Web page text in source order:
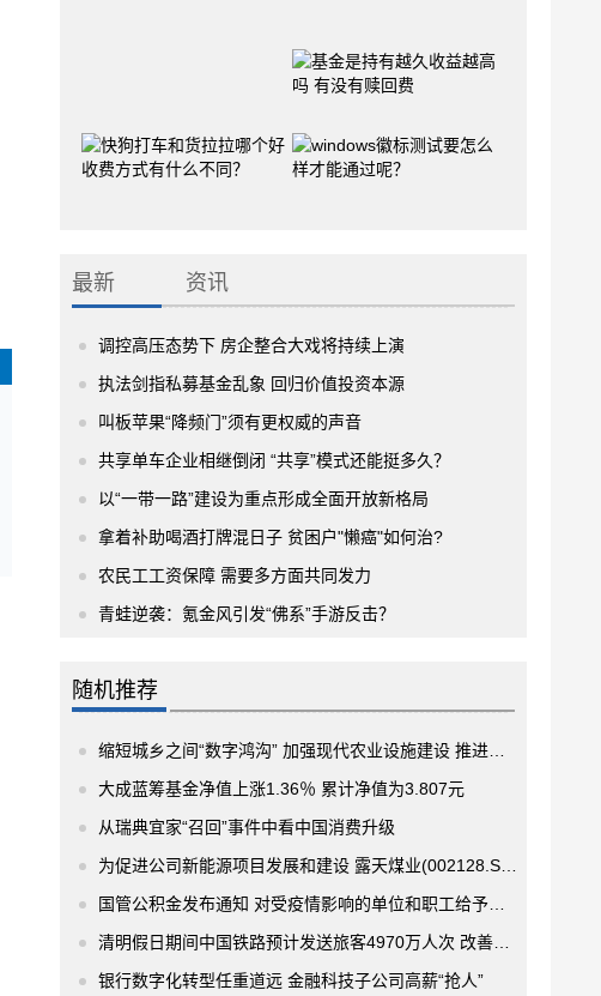
最新 资讯
调控高压态势下 房企整合大戏将持续上演
执法剑指私募基金乱象 回归价值投资本源
叫板苹果“降频门”须有更权威的声音
共享单车企业相继倒闭 “共享”模式还能挺多久？
以“一带一路”建设为重点形成全面开放新格局
拿着补助喝酒打牌混日子 贫困户"懒癌"如何治?
农民工工资保障 需要多方面共同发力
青蛙逆袭：氪金风引发“佛系”手游反击？
随机推荐
缩短城乡之间“数字鸿沟” 加强现代农业设施建设 推进农业农村现代化
大成蓝筹基金净值上涨1.36％ 累计净值为3.807元
从瑞典宜家“召回”事件中看中国消费升级
为促进公司新能源项目发展和建设 露天煤业(002128.SZ)与霍煤集团拟设合资公司
国管公积金发布通知 对受疫情影响的单位和职工给予政策支持
清明假日期间中国铁路预计发送旅客4970万人次 改善旅客出行体验
银行数字化转型任重道远 金融科技子公司高薪“抢人”